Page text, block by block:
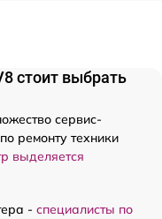
стоит выбрать
сервис-
ремонту техники
выделяется
- специалисты по